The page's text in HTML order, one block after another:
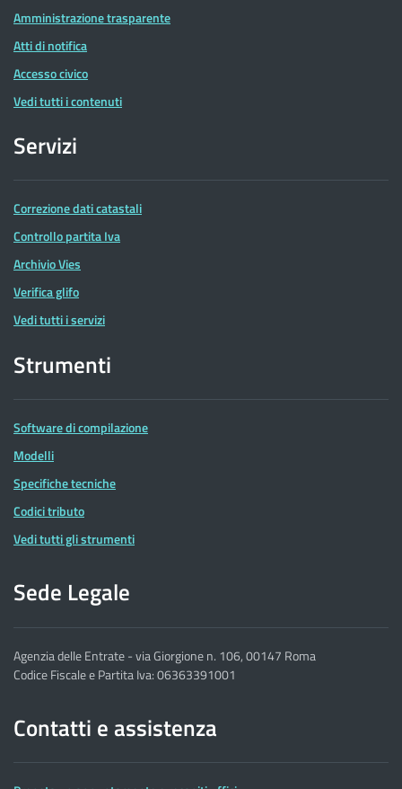
Amministrazione trasparente
Atti di notifica
Accesso civico
Vedi tutti i contenuti
Servizi
Correzione dati catastali
Controllo partita Iva
Archivio Vies
Verifica glifo
Vedi tutti i servizi
Strumenti
Software di compilazione
Modelli
Specifiche tecniche
Codici tributo
Vedi tutti gli strumenti
Sede Legale
Agenzia delle Entrate - via Giorgione n. 106, 00147 Roma
Codice Fiscale e Partita Iva: 06363391001
Contatti e assistenza